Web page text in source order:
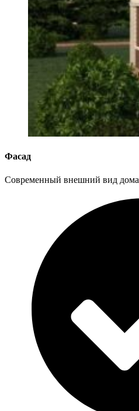
Фасад
Современный внешний вид дома